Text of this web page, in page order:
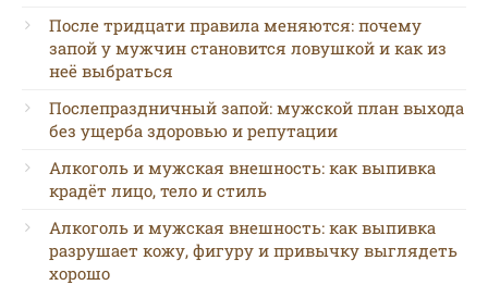
После тридцати правила меняются: почему
запой у мужчин становится ловушкой и как из
неё выбраться
Послепраздничный запой: мужской план выхода
без ущерба здоровью и репутации
Алкоголь и мужская внешность: как выпивка
крадёт лицо, тело и стиль
Алкоголь и мужская внешность: как выпивка
разрушает кожу, фигуру и привычку выглядеть
хорошо